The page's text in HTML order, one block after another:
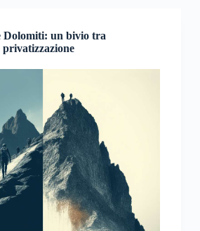
Dolomiti: un bivio tra
privatizzazione